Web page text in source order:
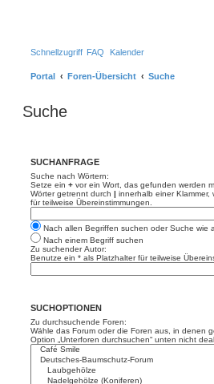
Schnellzugriff FAQ Kalender
Portal Foren-Übersicht Suche
Suche
SUCHANFRAGE
Suche nach Wörtern:
Setze ein + vor ein Wort, das gefunden werden
Wörter getrennt durch | innerhalb einer
für teilweise Übereinstimmungen.
Nach allen Begriffen suchen oder Suche wie
Nach einem Begriff suchen
Zu suchender Autor:
Benutze ein * als Platzhalter für teilweise
SUCHOPTIONEN
Zu durchsuchende Foren:
Wähle das Forum oder die Foren aus, in denen
Option „Unterforen durchsuchen“ unten nicht